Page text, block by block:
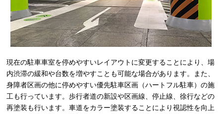
現在の駐車車室を停めやすいレイアウトに変更することにより、場
内渋滞の緩和や台数を増やすことも可能な場合があります。また、
身障者区画の他に停めやすい優先駐車区画（ハートフル駐車）の施
工も行っています。歩行者道の新設や区画線、停止線、徐行などの
再塗装も行います。車道をカラー塗装することにより視認性を向上